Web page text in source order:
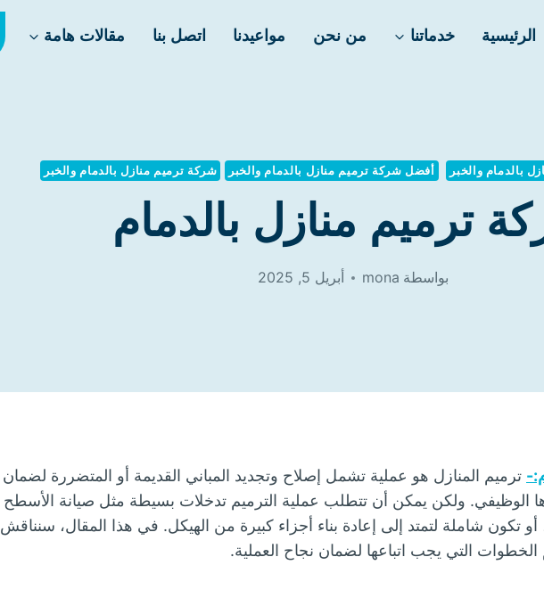
الرئيسية خدماتنا من نحن مواعيدنا اتصل بنا مقالات هامة
بالدمام والخبر أفضل شركة ترميم منازل بالدمام والخبر شركة ترميم منازل بالدمام والخبر
ترميم منازل بالدمام
بواسطة mona أبريل 5, 2025
ترميم المنازل هو عملية تشمل إصلاح وتجديد المباني القديمة أو المتضررة لضمان
الوظيفي. ولكن يمكن أن تتطلب عملية الترميم تدخلات بسيطة مثل صيانة الأسطح
أو تكون شاملة لتمتد إلى إعادة بناء أجزاء كبيرة من الهيكل. في هذا المقال، سنناقش
الخطوات التي يجب اتباعها لضمان نجاح العملية.